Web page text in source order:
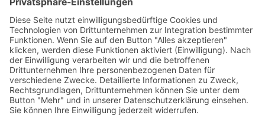
Wenn Sie den Blog abonnieren, senden wir
Ihnen eine E-Mail, wenn es neue Updates auf
der Website gibt, damit Sie sie nicht verpassen.
Ihr Name
E-Mail